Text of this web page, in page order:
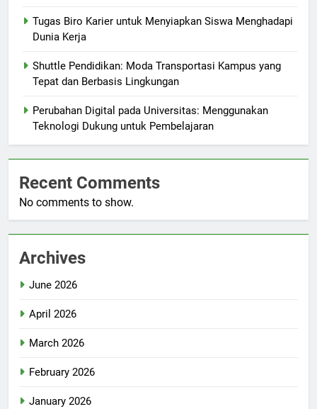
Tugas Biro Karier untuk Menyiapkan Siswa Menghadapi
Dunia Kerja
Shuttle Pendidikan: Moda Transportasi Kampus yang
Tepat dan Berbasis Lingkungan
Perubahan Digital pada Universitas: Menggunakan
Teknologi Dukung untuk Pembelajaran
Recent Comments
No comments to show.
Archives
June 2026
April 2026
March 2026
February 2026
January 2026